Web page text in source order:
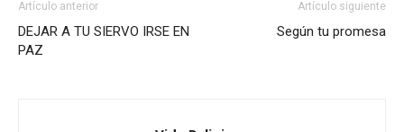
Artículo anterior
DEJAR A TU SIERVO IRSE EN
PAZ
Artículo siguiente
Según tu promesa